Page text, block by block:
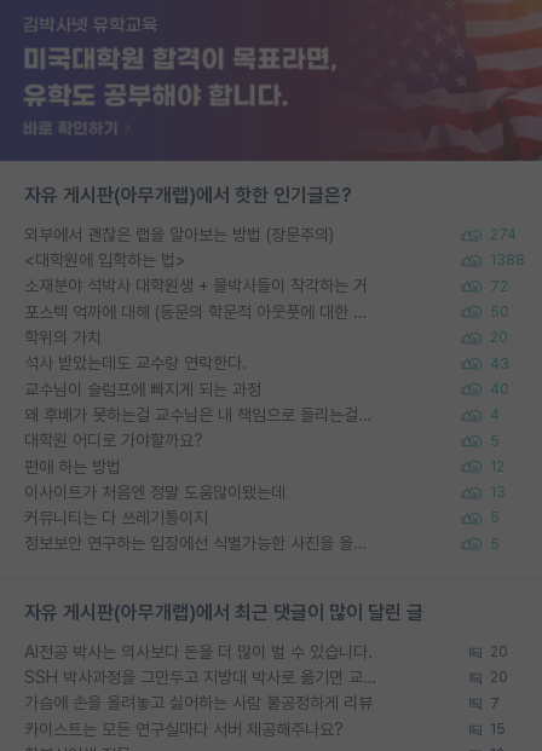
자유 게시판(아무개랩)에서 핫한 인기글은?
외부에서 괜찮은 랩을 알아보는 방법 (장문주의) 274
<대학원에 입학하는 법> 1388
소재분야 석박사 대학원생 + 물박사들이 착각하는 거 72
포스텍 억까에 대해 (동문의 학문적 아웃풋에 대한 반박) 50
학위의 가치 20
석사 받았는데도 교수랑 연락한다. 43
교수님이 슬럼프에 빠지게 되는 과정 40
왜 후배가 못하는걸 교수님은 내 책임으로 돌리는걸까요? 4
대학원 어디로 가야할까요? 5
편애 하는 방법 12
이사이트가 처음엔 정말 도움많이됐는데 13
커뮤니티는 다 쓰레기통이지 5
정보보안 연구하는 입장에선 식별가능한 사진을 올리는건 비추이긴함 5
자유 게시판(아무개랩)에서 최근 댓글이 많이 달린 글
AI전공 박사는 의사보다 돈을 더 많이 벌 수 있습니다. 20
SSH 박사과정을 그만두고 지방대 박사로 옮기면 교수의 꿈은 끝일까요? 20
가슴에 손을 올려놓고 싫어하는 사람 불공정하게 리뷰 7
카이스트는 모든 연구실마다 서버 제공해주나요? 15